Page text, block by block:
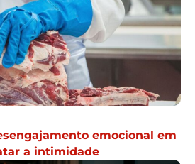
emocional em
a intimidade